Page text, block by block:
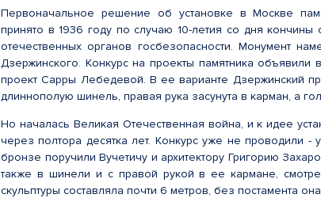
Первоначальное решение об установке в Москве
принято в 1936 году по случаю 10-летия со дня кончины
отечественных органов госбезопасности. Монумент
Дзержинского. Конкурс на проекты памятника
проект Сарры Лебедевой. В ее варианте Дзержинский
длиннополую шинель, правая рука засунута в карман, а
Но началась Великая Отечественная война, и к идее
через полтора десятка лет. Конкурс уже не проводили -
бронзе поручили Вучетичу и архитектору Григорию
также в шинели и с правой рукой в ее кармане,
скульптуры составляла почти 6 метров, без постамента она